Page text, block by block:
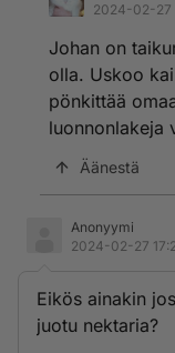
2024-02-27
Johan on
olla. Uskoo
pönkittää
luonnonlakeja
Äänestä
Anonyymi
2024-02-27
Eikös ainakin
juotu nektaria?